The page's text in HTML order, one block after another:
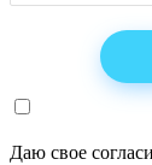
Даю свое